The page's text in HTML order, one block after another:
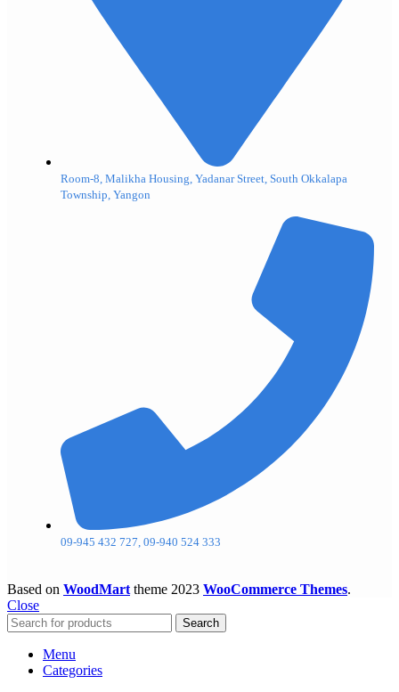
Room-8, Malikha Housing, Yadanar Street, South Okkalapa
Township, Yangon
09-945 432 727, 09-940 524 333
Based on WoodMart theme 2023 WooCommerce Themes.
Close
Search
Menu
Categories